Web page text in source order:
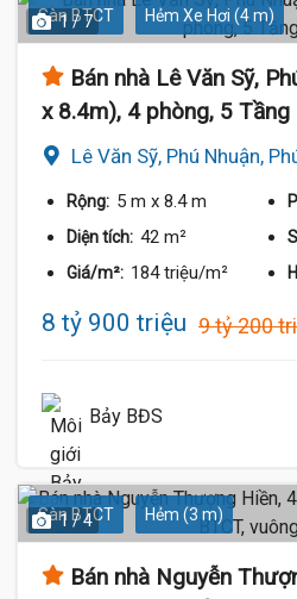
Sàn BTCT Hẻm Xe Hơi (4 m)
1 / 7
Bán nhà Lê Văn Sỹ,
x 8.4m), 4 phòng, 5 Tầng
Lê Văn Sỹ, Phú Nhuận,
Rộng: 5 m x 8.4 m
Diện tích: 42 m²
Giá/m²: 184 triệu/m²
8 tỷ 900 triệu 9 tỷ 200
Bảy BĐS
Sàn BTCT Hẻm (3 m)
1 / 4
Bán nhà Nguyễn